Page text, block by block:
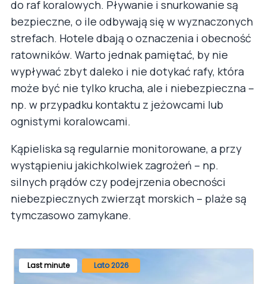
do raf koralowych. Pływanie i snurkowanie są
bezpieczne, o ile odbywają się w wyznaczonych
strefach. Hotele dbają o oznaczenia i obecność
ratowników. Warto jednak pamiętać, by nie
wypływać zbyt daleko i nie dotykać rafy, która
może być nie tylko krucha, ale i niebezpieczna –
np. w przypadku kontaktu z jeżowcami lub
ognistymi koralowcami.
Kąpieliska są regularnie monitorowane, a przy
wystąpieniu jakichkolwiek zagrożeń – np.
silnych prądów czy podejrzenia obecności
niebezpiecznych zwierząt morskich – plaże są
tymczasowo zamykane.
Last minute Lato 2026